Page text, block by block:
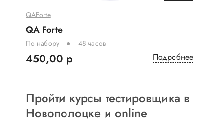
QAForte
QA Forte
По набору 48 часов
450,00 р Подробнее
Пройти курсы тестировщика в
Новополоцке и online